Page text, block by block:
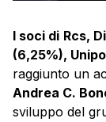
I soci di Rcs,
(6,25%),
raggiunto un
Andrea C.
sviluppo del